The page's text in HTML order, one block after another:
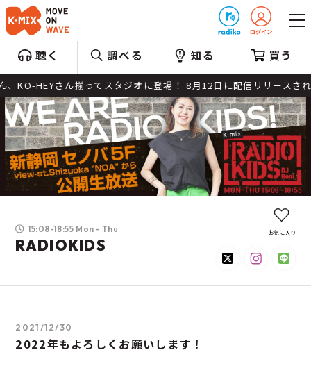
聴く 調べる 知る 買う
てスタジオに登場！ 8月12日に配信リリースされる
15:08-18:55 Mon - Thu
RADIOKIDS
お気に入り
2021/12/30
2022年もよろしくお願いします！